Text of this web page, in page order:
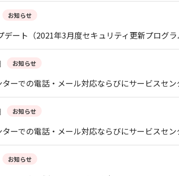
お知らせ
ート（2021年3月度セキュリティ更新プログ
お知らせ
ーでの電話・メール対応ならびにサービスセ
お知らせ
ーでの電話・メール対応ならびにサービスセ
お知らせ